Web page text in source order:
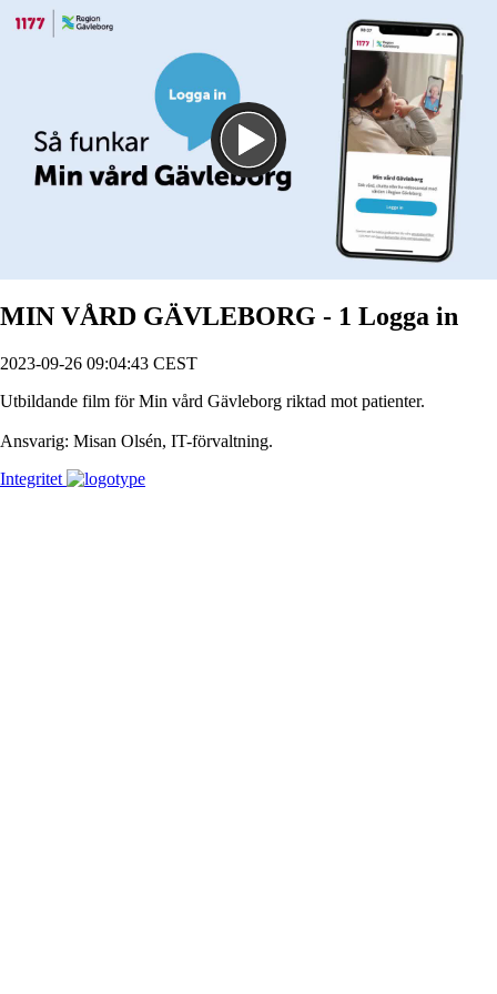
Spela
MIN VÅRD GÄVLEBORG - 1 Logga in
2023-09-26 09:04:43 CEST
Utbildande film för Min vård Gävleborg riktad mot patienter.
Ansvarig: Misan Olsén, IT-förvaltning.
Integritet